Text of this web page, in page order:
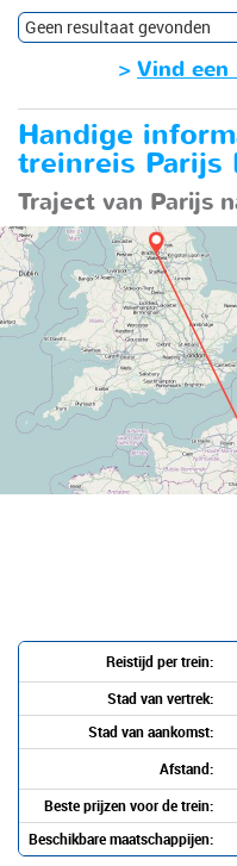
Geen resultaat gevonden
> Vind een
Handige
treinreis Parijs
Traject van Parijs
Reistijd per trein:
Stad van vertrek:
Stad van aankomst:
Afstand:
Beste prijzen voor de trein:
Beschikbare maatschappijen: